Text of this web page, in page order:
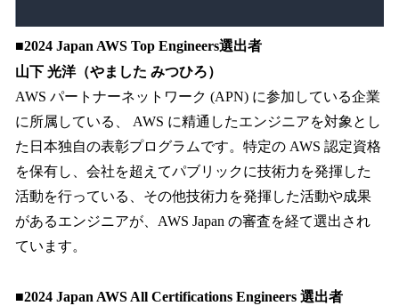
■2024 Japan AWS Top Engineers選出者
山下 光洋（やました みつひろ）
AWS パートナーネットワーク (APN) に参加している企業
に所属している、 AWS に精通したエンジニアを対象とし
た日本独自の表彰プログラムです。特定の AWS 認定資格
を保有し、会社を超えてパブリックに技術力を発揮した
活動を行っている、その他技術力を発揮した活動や成果
があるエンジニアが、AWS Japan の審査を経て選出され
ています。
■2024 Japan AWS All Certifications Engineers 選出者